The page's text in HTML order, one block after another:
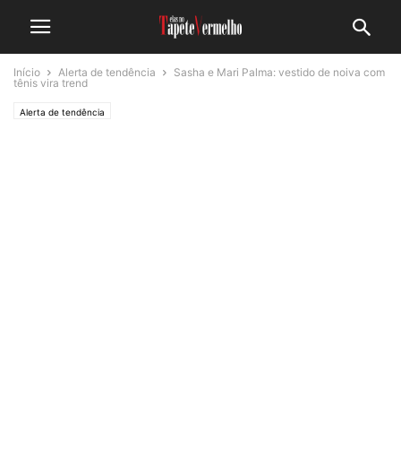
Início Alerta de tendência
Sasha e Mari Palma: vestido de noiva com
tênis vira trend
Alerta de tendência